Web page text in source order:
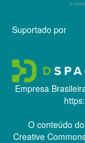
Suportado por
Empresa
O conteúdo
Creative